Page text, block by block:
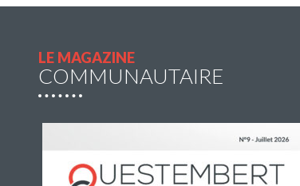
profiter de sorties et loisirs pendant la […]
LE MAGAZINE
COMMUNAUTAIRE